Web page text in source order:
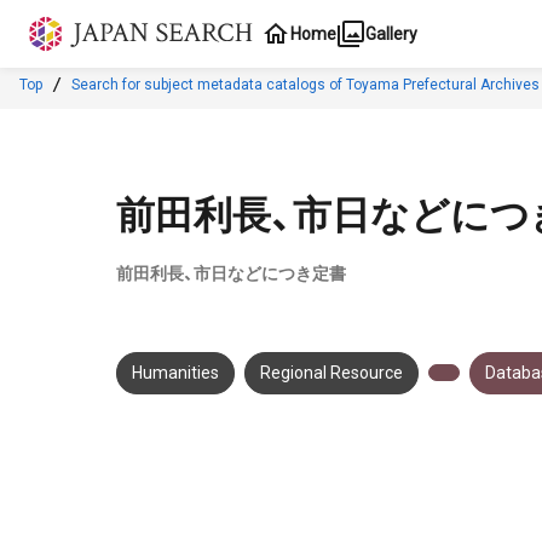
Jump to main content
Home Gallery
Top Search for subject metadata catalogs of Toyama Prefectural Archives
前田利長、市日などに
前田利長、市日などにつき定書
Humanities Regional Resource